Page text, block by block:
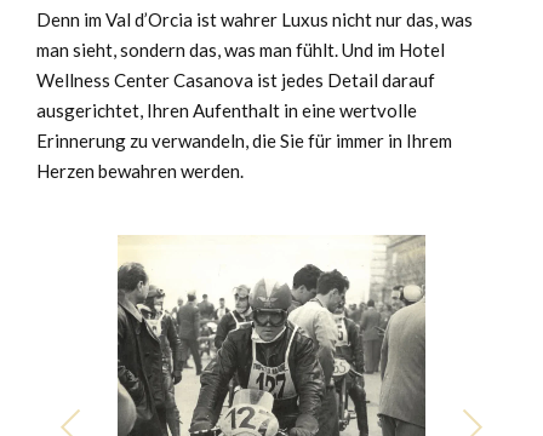
Denn im Val d’Orcia ist wahrer Luxus nicht nur das, was
man sieht, sondern das, was man fühlt. Und im Hotel
Wellness Center Casanova ist jedes Detail darauf
ausgerichtet, Ihren Aufenthalt in eine wertvolle
Erinnerung zu verwandeln, die Sie für immer in Ihrem
Herzen bewahren werden.